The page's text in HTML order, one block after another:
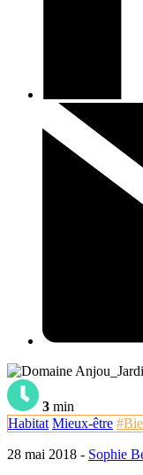
3 min
Habitat Mieux-être
28 mai 2018 - Sophie